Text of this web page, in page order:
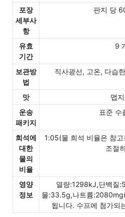
포장
세부사
항
판지 당
유효
기간
9
보관방
법
직사광선, 고온, 다습
맛
맵
운송
패키지
표준 수
희석에
대한
물의
비율
1:05(물 희석 비율은 참
조절
영양
정보
열량:1298kJ,단백질
물:33.5g,나트륨
됩니다. 수프에 첨가되